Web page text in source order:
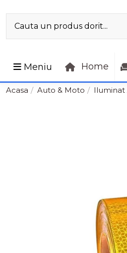
Meniu Home
Acasa Auto & Moto Iluminat